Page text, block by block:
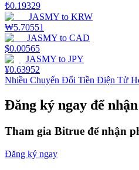
Power Piggy
Làm cho tài sản của bạn tăng
₺0.19329
JASMY to KRW
₩5.70551
JASMY to CAD
$0.00565
JASMY to JPY
¥0.63952
Nhiều Chuyển Đổi Tiền Điện Tử
Đăng ký ngay để
Tham gia Bitrue để nhận
Đăng ký ngay